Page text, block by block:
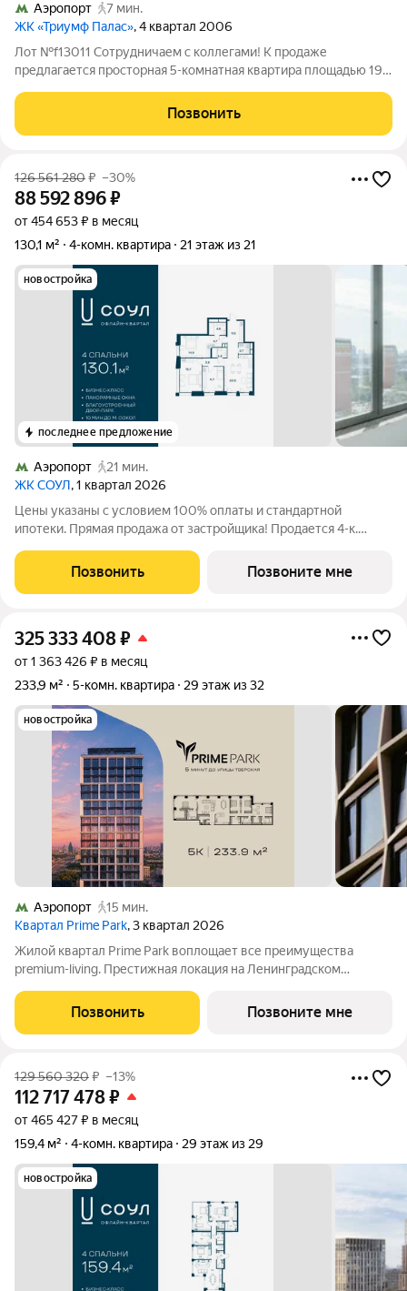
Аэропорт
7 мин.
ЖК «Триумф Палас», 4 квартал 2006
Лот №f13011 Сотрудничаем с коллегами! К продаже
предлагается просторная 5-комнатная квартира площадью 194
«Триумф Палас». С террасы открывается вид на парковую зону
и внутренний двор.
Позвонить
126 561 280₽ –30%
88 592 896₽
от 454 653 ₽ в месяц
130,1 м²
4-комн. квартира 21 этаж из 21
новостройка
последнее предложение
Аэропорт
21 мин.
ЖК СОУЛ, 1 квартал 2026
Цены указаны с условием 100% оплаты и стандартной
ипотеки. Прямая продажа от застройщика! Продается 4-к.
21 этажного дома, Корпус 1. С предчистовой отделкой. Проект
бизнес-класса СОУЛ от
Позвонить Позвоните мне
325 333 408₽
от 1 363 426 ₽ в месяц
233,9 м²
5-комн. квартира 29 этаж из 32
новостройка
Аэропорт
15 мин.
Квартал Prime Park, 3 квартал 2026
Жилой квартал Prime Park воплощает все преимущества
premium-living. Престижная локация на Ленинградском
и Белой площади, - 20 мин. до аэропорта «Шереметьево» или
«Москва-Сити», - 4 парка
Позвонить Позвоните мне
129 560 320₽ –13%
112 717 478₽
от 465 427 ₽ в месяц
159,4 м²
4-комн. квартира 29 этаж из 29
новостройка